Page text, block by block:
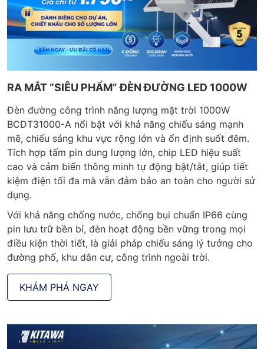
RA MẮT “SIÊU PHẨM” ĐÈN ĐƯỜNG LED 1000W
Đèn đường công trình năng lượng mặt trời 1000W
BCDT31000-A nổi bật với khả năng chiếu sáng mạnh
mẽ, chiếu sáng khu vực rộng lớn và ổn định suốt đêm.
Tích hợp tấm pin dung lượng lớn, chip LED hiệu suất
cao và cảm biến thông minh tự động bật/tắt, giúp tiết
kiệm điện tối đa mà vẫn đảm bảo an toàn cho người sử
dụng.
Với khả năng chống nước, chống bụi chuẩn IP66 cùng
pin lưu trữ bền bỉ, đèn hoạt động bền vững trong mọi
điều kiện thời tiết, là giải pháp chiếu sáng lý tưởng cho
đường phố, khu dân cư, công trình ngoài trời.
KHÁM PHÁ NGAY